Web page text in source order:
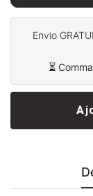
Envio
⏳